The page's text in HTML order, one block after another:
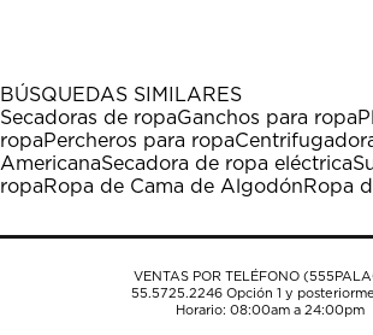
1
estrella
Esta
acción
abrirá
el
de
estrellas.
Esta
acción
abrirá
el
de
estrellas.
Esta
acción
abrirá
el
de
estrellas.
Esta
acción
abrirá
el
de
estrellas.
Esta
acción
abrirá
el
de
BÚSQUEDAS SIMILARES
Secadoras de ropaGanchos para ropa
ropaPercheros para ropa
AmericanaSecadora de ropa eléctrica
ropaRopa de Cama de AlgodónRopa
VENTAS POR TELÉFONO
55.5725.2246Opción 1 y
Horario: 08:00am a 24:00pm